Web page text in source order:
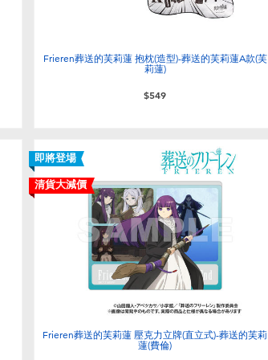
Frieren葬送的芙莉蓮 抱枕(造型)-葬送的芙莉蓮A款(芙
莉蓮)
$549
即將登場
清貨大減價
Frieren葬送的芙莉蓮 壓克力立牌(直立式)-葬送的芙莉
蓮(費倫)